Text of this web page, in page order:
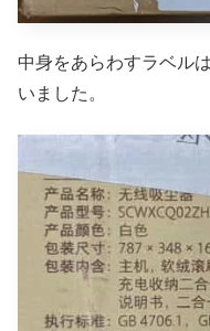
中身をあらわすラベル
いました。